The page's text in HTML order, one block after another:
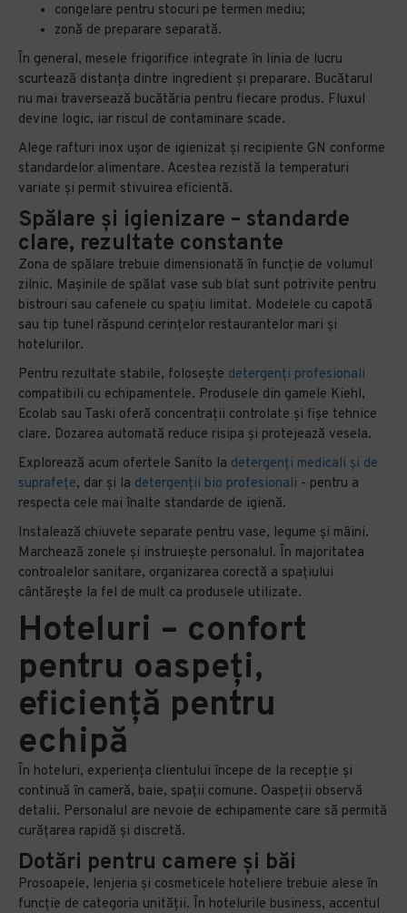
congelare pentru stocuri pe termen mediu;
zonă de preparare separată.
În general, mesele frigorifice integrate în linia de lucru
scurtează distanța dintre ingredient și preparare. Bucătarul
nu mai traversează bucătăria pentru fiecare produs. Fluxul
devine logic, iar riscul de contaminare scade.
Alege rafturi inox ușor de igienizat și recipiente GN conforme
standardelor alimentare. Acestea rezistă la temperaturi
variate și permit stivuirea eficientă.
Spălare și igienizare – standarde
clare, rezultate constante
Zona de spălare trebuie dimensionată în funcție de volumul
zilnic. Mașinile de spălat vase sub blat sunt potrivite pentru
bistrouri sau cafenele cu spațiu limitat. Modelele cu capotă
sau tip tunel răspund cerințelor restaurantelor mari și
hotelurilor.
Pentru rezultate stabile, folosește detergenți profesionali
compatibili cu echipamentele. Produsele din gamele Kiehl,
Ecolab sau Taski oferă concentrații controlate și fișe tehnice
clare. Dozarea automată reduce risipa și protejează vesela.
Explorează acum ofertele Sanito la detergenți medicali și de
suprafețe, dar și la detergenții bio profesionali - pentru a
respecta cele mai înalte standarde de igienă.
Instalează chiuvete separate pentru vase, legume și mâini.
Marchează zonele și instruiește personalul. În majoritatea
controalelor sanitare, organizarea corectă a spațiului
cântărește la fel de mult ca produsele utilizate.
Hoteluri – confort
pentru oaspeți,
eficiență pentru
echipă
În hoteluri, experiența clientului începe de la recepție și
continuă în cameră, baie, spații comune. Oaspeții observă
detalii. Personalul are nevoie de echipamente care să permită
curățarea rapidă și discretă.
Dotări pentru camere și băi
Prosoapele, lenjeria și cosmeticele hoteliere trebuie alese în
funcție de categoria unității. În hotelurile business, accentul